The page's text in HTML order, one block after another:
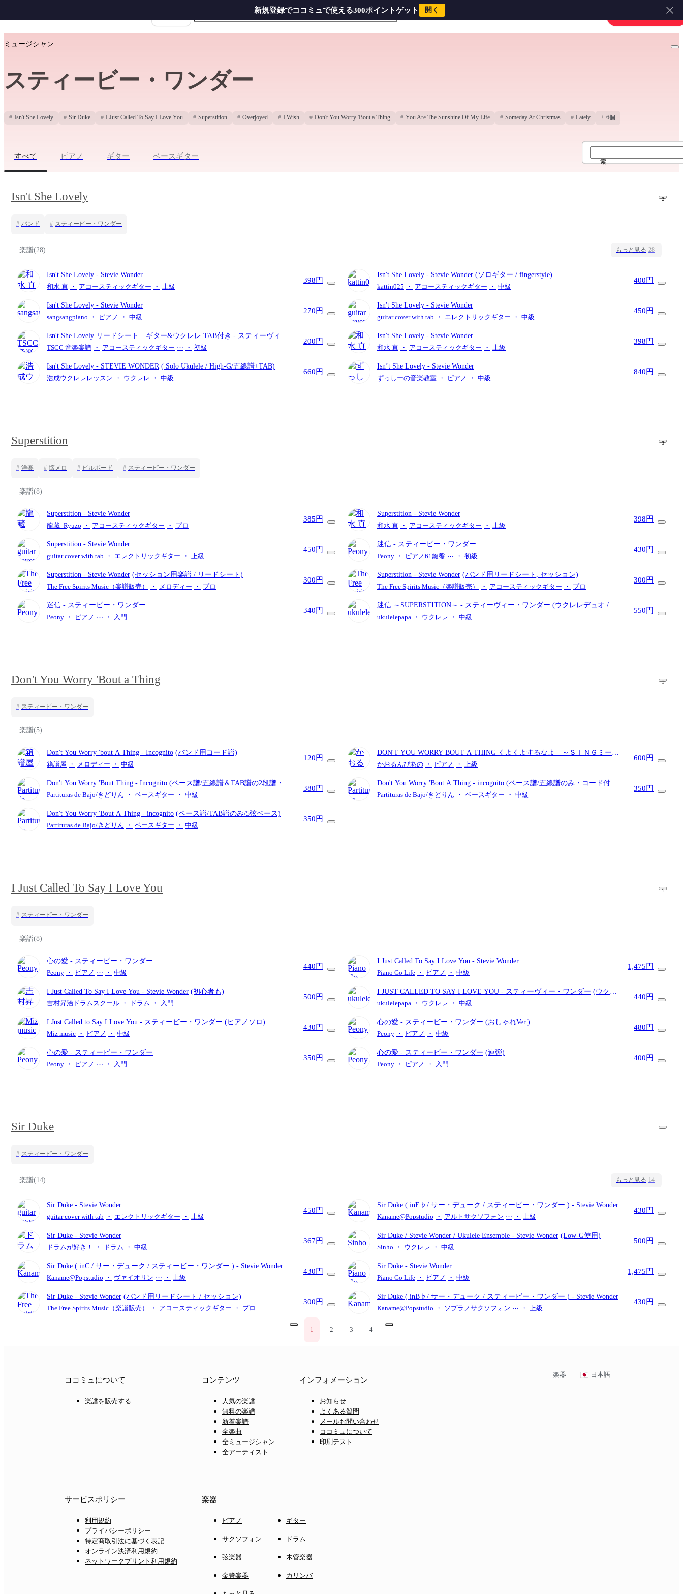
会員登録・ログイン
新規登録でココミュで使える300ポイントゲット
開く
ホーム›スティービー・ワンダー
ミュージシャン
スティービー・ワンダー
# Isn't She Lovely # Sir Duke # I Just Called To Say I Love You # Superstition # Overjoyed # I Wish # Don't You Worry 'Bout a Thing # You Are The Sunshine Of My Life # Someday At Christmas # Lately + 6個
すべて ピアノ ギター ベースギター
索
Isn't She Lovely
# バンド # スティービー・ワンダー
2
楽譜(28) もっと見る 28
Isn't She Lovely - Stevie Wonder
和水 真 ・ アコースティックギター ・ 上級
398円
Isn't She Lovely - Stevie Wonder (ソロギター / fingerstyle)
kattin025
・ アコースティックギター ・ 中級
400円
Isn't She Lovely - Stevie Wonder
sangsangpiano
・ ピアノ ・ 中級
270円
Isn't She Lovely - Stevie Wonder
guitar cover with tab
・ エレクトリックギター ・ 中級
450円
Isn't She Lovely リードシート ギター&ウクレレ TAB付き - スティーヴィ
ー・ワンダー
TSCC 音楽楽譜 ・ アコースティックギター ⋯ ・ 初級
200円
Isn't She Lovely - Stevie Wonder
和水 真 ・ アコースティックギター ・ 上級
398円
Isn't She Lovely - STEVIE WONDER ( Solo Ukulele / High-G/五線譜+TAB)
浩成ウクレレレッスン
・ ウクレレ ・ 中級
660円
Isn’t She Lovely - Stevie Wonder
ずっしーの音楽教室 ・ ピアノ ・ 中級
840円
Superstition
# 洋楽 # 懐メロ # ビルボード # スティービー・ワンダー
3
楽譜(8)
Superstition - Stevie Wonder
龍藏_Ryuzo
・ アコースティックギター ・ プロ
385円
Superstition - Stevie Wonder
和水 真 ・ アコースティックギター ・ 上級
398円
Superstition - Stevie Wonder
guitar cover with tab
・ エレクトリックギター ・ 上級
450円
迷信 - スティービー・ワンダー
Peony ・ ピアノ61鍵盤 ⋯ ・ 初級
430円
Superstition - Stevie Wonder (セッション用楽譜 / リードシート)
The Free Spirits Music（楽譜販売）
・ メロディー ・ プロ
300円
Superstition - Stevie Wonder (バンド用リードシート, セッション)
The Free Spirits Music（楽譜販売）
・ アコースティックギター ・ プロ
300円
迷信 - スティービー・ワンダー
Peony ・ ピアノ ⋯ ・ 入門
340円
迷信 ～SUPERSTITION～ - スティーヴィー・ワンダー (ウクレレデュオ /
Low-G / 中級)
ukulelepapa ・ ウクレレ ・ 中級
550円
Don't You Worry 'Bout a Thing
# スティービー・ワンダー
1
楽譜(5)
Don't You Worry 'bout A Thing - Incognito (バンド用コード譜)
箱譜屋
・ メロディー ・ 中級
120円
DON'T YOU WORRY BOUT A THING くよくよするなよ ～ＳＩＮＧミーナ
バージョン～- スティービーワンダー
かおるんぴあの ・ ピアノ ・ 上級
600円
Don't You Worry 'Bout Thing - Incognito (ベース譜/五線譜＆TAB譜の2段譜・コ
ード付き/5弦ベース)
Partituras de Bajo/きどりん ・ ベースギター ・ 中級
380円
Don't You Worry 'Bout A Thing - incognito (ベース譜/五線譜のみ・コード付き/5
弦ベース)
Partituras de Bajo/きどりん ・ ベースギター ・ 中級
350円
Don't You Worry 'Bout A Thing - incognito (ベース譜/TAB譜のみ/5弦ベース)
Partituras de Bajo/きどりん
・ ベースギター ・ 中級
350円
I Just Called To Say I Love You
# スティービー・ワンダー
1
楽譜(8)
心の愛 - スティービー・ワンダー
Peony ・ ピアノ ⋯ ・ 中級
440円
I Just Called To Say I Love You - Stevie Wonder
Piano Go Life ・ ピアノ ・ 中級
1,475円
I Just Called To Say I Love You - Stevie Wonder (初心者も)
吉村昇治ドラムスクール ・ ドラム ・ 入門
500円
I JUST CALLED TO SAY I LOVE YOU - スティーヴィー・ワンダー (ウクレ
レソロ / High-G・Low-G / 中級)
ukulelepapa ・ ウクレレ ・ 中級
440円
I Just Called to Say I Love You - スティービー・ワンダー (ピアノソロ)
Miz music ・ ピアノ ・ 中級
430円
心の愛 - スティービー・ワンダー (おしゃれVer.)
Peony ・ ピアノ ・ 中級
480円
心の愛 - スティービー・ワンダー
Peony ・ ピアノ ⋯ ・ 入門
350円
心の愛 - スティービー・ワンダー (連弾)
Peony ・ ピアノ ・ 入門
400円
Sir Duke
# スティービー・ワンダー
楽譜(14) もっと見る 14
Sir Duke - Stevie Wonder
guitar cover with tab
・ エレクトリックギター ・ 上級
450円
Sir Duke ( inE♭/ サー・デューク / スティービー・ワンダー ) - Stevie Wonder
Kaname@Popstudio
・ アルトサクソフォン ⋯ ・ 上級
430円
Sir Duke - Stevie Wonder
ドラムが好き！
・ ドラム ・ 中級
367円
Sir Duke / Stevie Wonder / Ukulele Ensemble - Stevie Wonder (Low-G使用)
Sinho
・ ウクレレ ・ 中級
500円
Sir Duke ( inC / サー・デューク / スティービー・ワンダー ) - Stevie Wonder
Kaname@Popstudio
・ ヴァイオリン ⋯ ・ 上級
430円
Sir Duke - Stevie Wonder
Piano Go Life ・ ピアノ ・ 中級
1,475円
Sir Duke - Stevie Wonder (バンド用リードシート / セッション)
The Free Spirits Music（楽譜販売）
・ アコースティックギター ・ プロ
300円
Sir Duke ( inB♭/ サー・デューク / スティービー・ワンダー ) - Stevie Wonder
Kaname@Popstudio
・ ソプラノサクソフォン ⋯ ・ 上級
430円
1 2 3 4
ココミュについて
楽譜を販売する
コンテンツ
人気の楽譜
無料の楽譜
新着楽譜
全楽曲
全ミュージシャン
全アーティスト
インフォメーション
お知らせ
よくある質問
メールお問い合わせ
ココミュについて
印刷テスト
サービスポリシー
利用規約
プライバシーポリシー
特定商取引法に基づく表記
オンライン決済利用規約
ネットワークプリント利用規約
楽器
ピアノ ギター
サクソフォン ドラム
弦楽器 木管楽器
金管楽器 カリンバ
楽器 日本語